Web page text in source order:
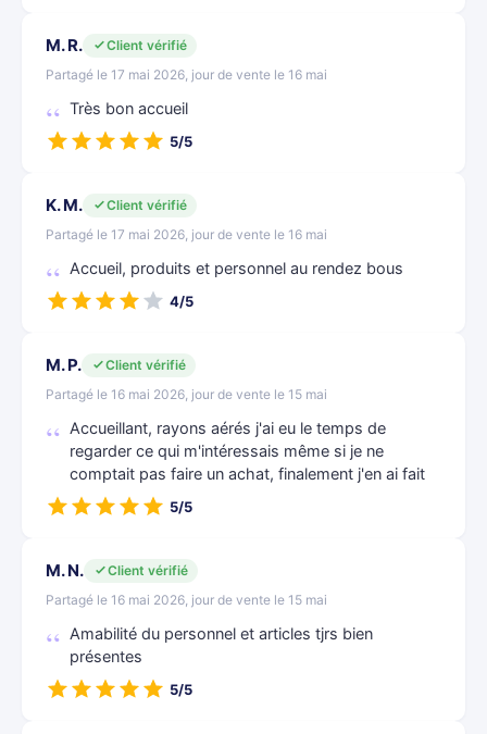
M. R.
Client vérifié
Partagé le 17 mai 2026, jour de vente le 16 mai
Très bon accueil
5/5
K. M.
Client vérifié
Partagé le 17 mai 2026, jour de vente le 16 mai
Accueil, produits et personnel au rendez bous
4/5
M. P.
Client vérifié
Partagé le 16 mai 2026, jour de vente le 15 mai
Accueillant, rayons aérés j'ai eu le temps de
regarder ce qui m'intéressais même si je ne
comptait pas faire un achat, finalement j'en ai fait
5/5
M. N.
Client vérifié
Partagé le 16 mai 2026, jour de vente le 15 mai
Amabilité du personnel et articles tjrs bien
présentes
5/5